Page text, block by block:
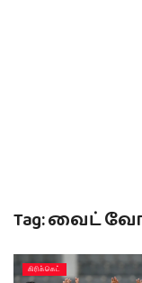
Tag:வைட்
கிரிக்கெட்